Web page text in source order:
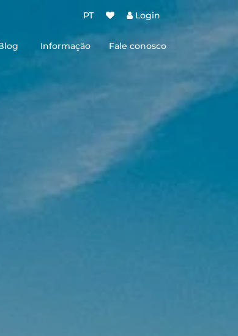
PT Login
Informação
e Condições de Uso
de Privacidade
Fale conosco